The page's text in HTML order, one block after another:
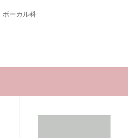
ボーカル科